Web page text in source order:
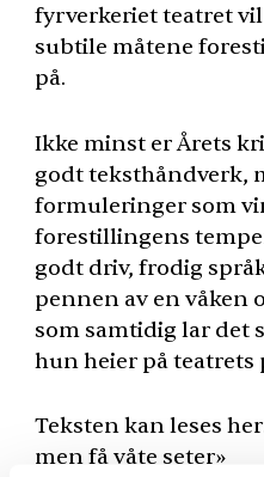
fyrverkeriet teatret
subtile måtene
på.
Ikke minst er Årets
godt teksthåndverk,
formuleringer som
forestillingens
godt driv, frodig
pennen av en våken
som samtidig lar det
hun heier på teatrets
Teksten kan leses
men få våte seter»